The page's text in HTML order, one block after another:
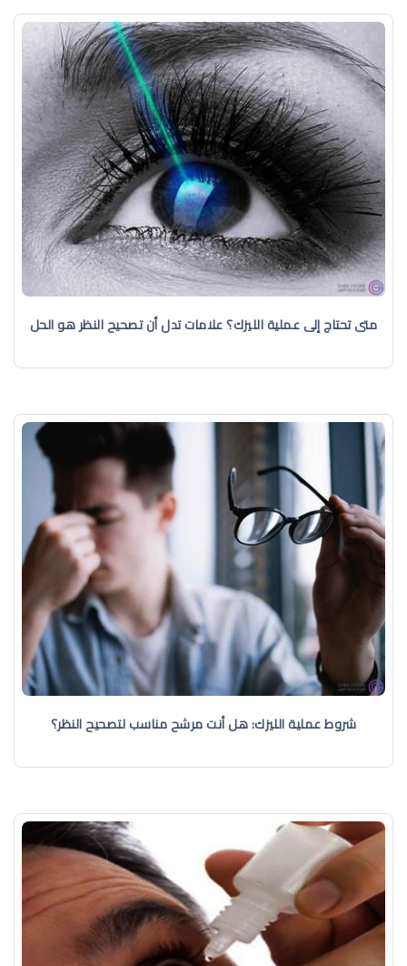
متى تحتاج إلى عملية الليزك؟ علامات تدل أن تصحيح النظر هو الحل
شروط عملية الليزك: هل أنت مرشح مناسب لتصحيح النظر؟